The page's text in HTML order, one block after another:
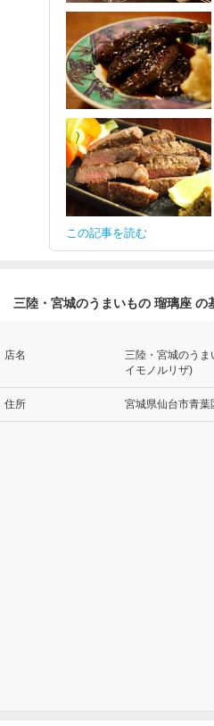
この記事を読む
三陸・宮城のうまいもの 瑠璃座 の
店名
三陸・宮城のう
イモノルリザ)
住所 宮城県仙台市青葉